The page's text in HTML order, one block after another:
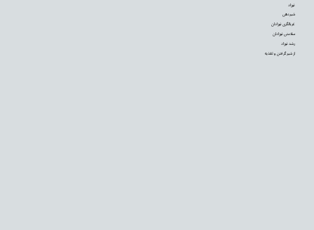
نوزاد
شیردهی
غربالگری نوزادان
سلامتی نوزادان
رشد نوزاد
از شیر گرفتن و تغذیه